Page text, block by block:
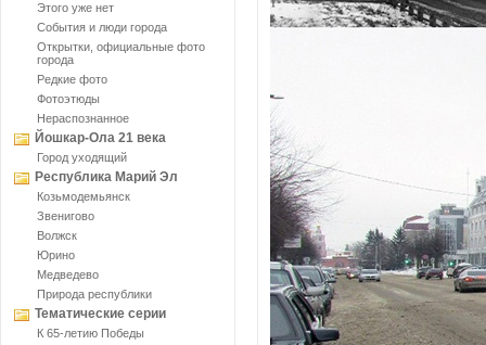
Этого уже нет
События и люди города
Открытки, официальные фото
города
Редкие фото
Фотоэтюды
Нераспознанное
Йошкар-Ола 21 века
Город уходящий
Республика Марий Эл
Козьмодемьянск
Звенигово
Волжск
Юрино
Медведево
Природа республики
Тематические серии
К 65-летию Победы